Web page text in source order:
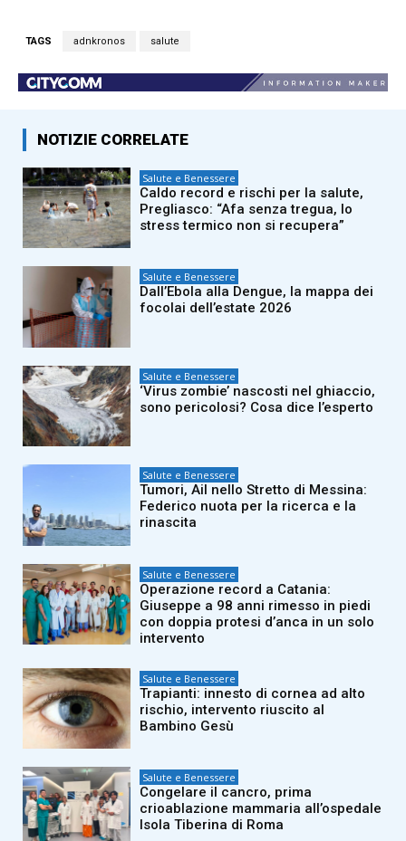
TAGS adnkronos salute
NOTIZIE CORRELATE
Salute e Benessere
Caldo record e rischi per la salute,
Pregliasco: “Afa senza tregua, lo
stress termico non si recupera”
Salute e Benessere
Dall’Ebola alla Dengue, la mappa dei
focolai dell’estate 2026
Salute e Benessere
‘Virus zombie’ nascosti nel ghiaccio,
sono pericolosi? Cosa dice l’esperto
Salute e Benessere
Tumori, Ail nello Stretto di Messina:
Federico nuota per la ricerca e la
rinascita
Salute e Benessere
Operazione record a Catania:
Giuseppe a 98 anni rimesso in piedi
con doppia protesi d’anca in un solo
intervento
Salute e Benessere
Trapianti: innesto di cornea ad alto
rischio, intervento riuscito al
Bambino Gesù
Salute e Benessere
Congelare il cancro, prima
crioablazione mammaria all’ospedale
Isola Tiberina di Roma